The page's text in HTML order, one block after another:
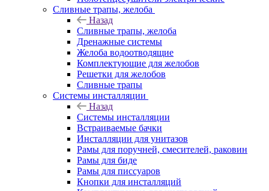
Сливные трапы, желоба
Назад
Сливные трапы, желоба
Дренажные системы
Желоба водоотводящие
Комплектующие для желобов
Решетки для желобов
Сливные трапы
Системы инсталляции
Назад
Системы инсталляции
Встраиваемые бачки
Инсталляции для унитазов
Рамы для поручней, смесителей, раковин
Рамы для биде
Рамы для писсуаров
Кнопки для инсталляций